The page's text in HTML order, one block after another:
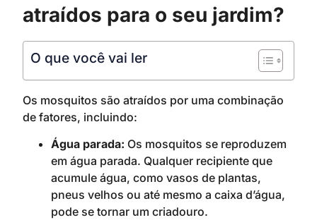
atraídos para o seu jardim?
O que você vai ler
Os mosquitos são atraídos por uma combinação
de fatores, incluindo:
Água parada: Os mosquitos se reproduzem
em água parada. Qualquer recipiente que
acumule água, como vasos de plantas,
pneus velhos ou até mesmo a caixa d’água,
pode se tornar um criadouro.